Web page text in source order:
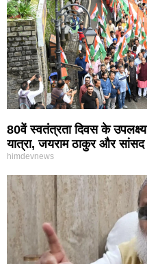
80वें स्वतंत्रता दिवस के
यात्रा, जयराम ठाकुर और
himdevnews